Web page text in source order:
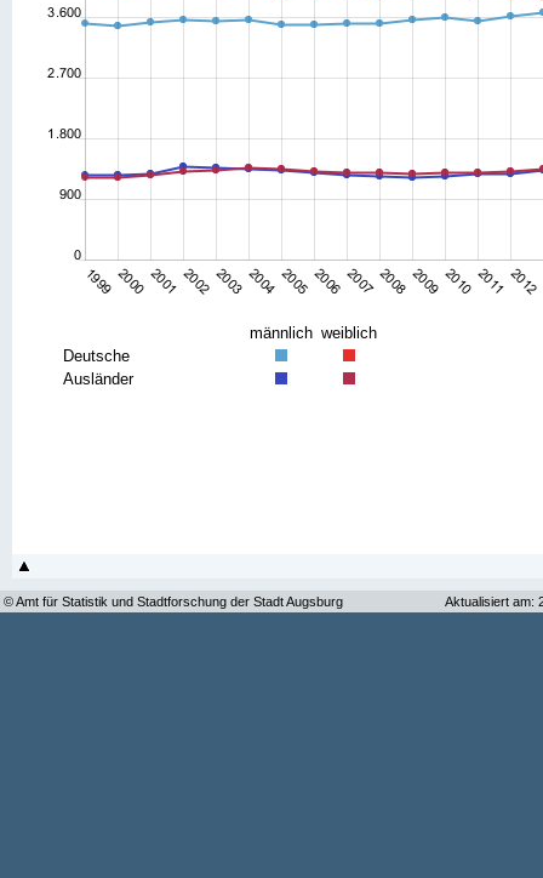
männlich weiblich
Deutsche
Ausländer
© Amt für Statistik und Stadtforschung der Stadt Augsburg Aktualisiert am: